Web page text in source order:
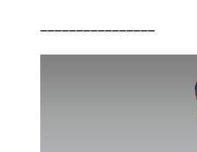
________________